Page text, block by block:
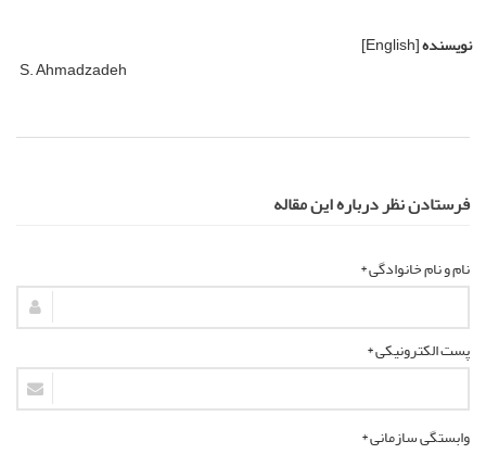
نویسنده[English]
S. Ahmadzadeh
فرستادن نظر درباره این مقاله
نام و نام خانوادگی *
پست الکترونیکی *
وابستگی سازمانی *